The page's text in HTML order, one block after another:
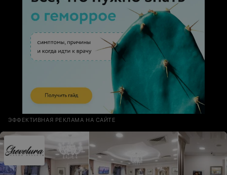
ЭФФЕКТИВНАЯ РЕКЛАМА НА САЙТЕ